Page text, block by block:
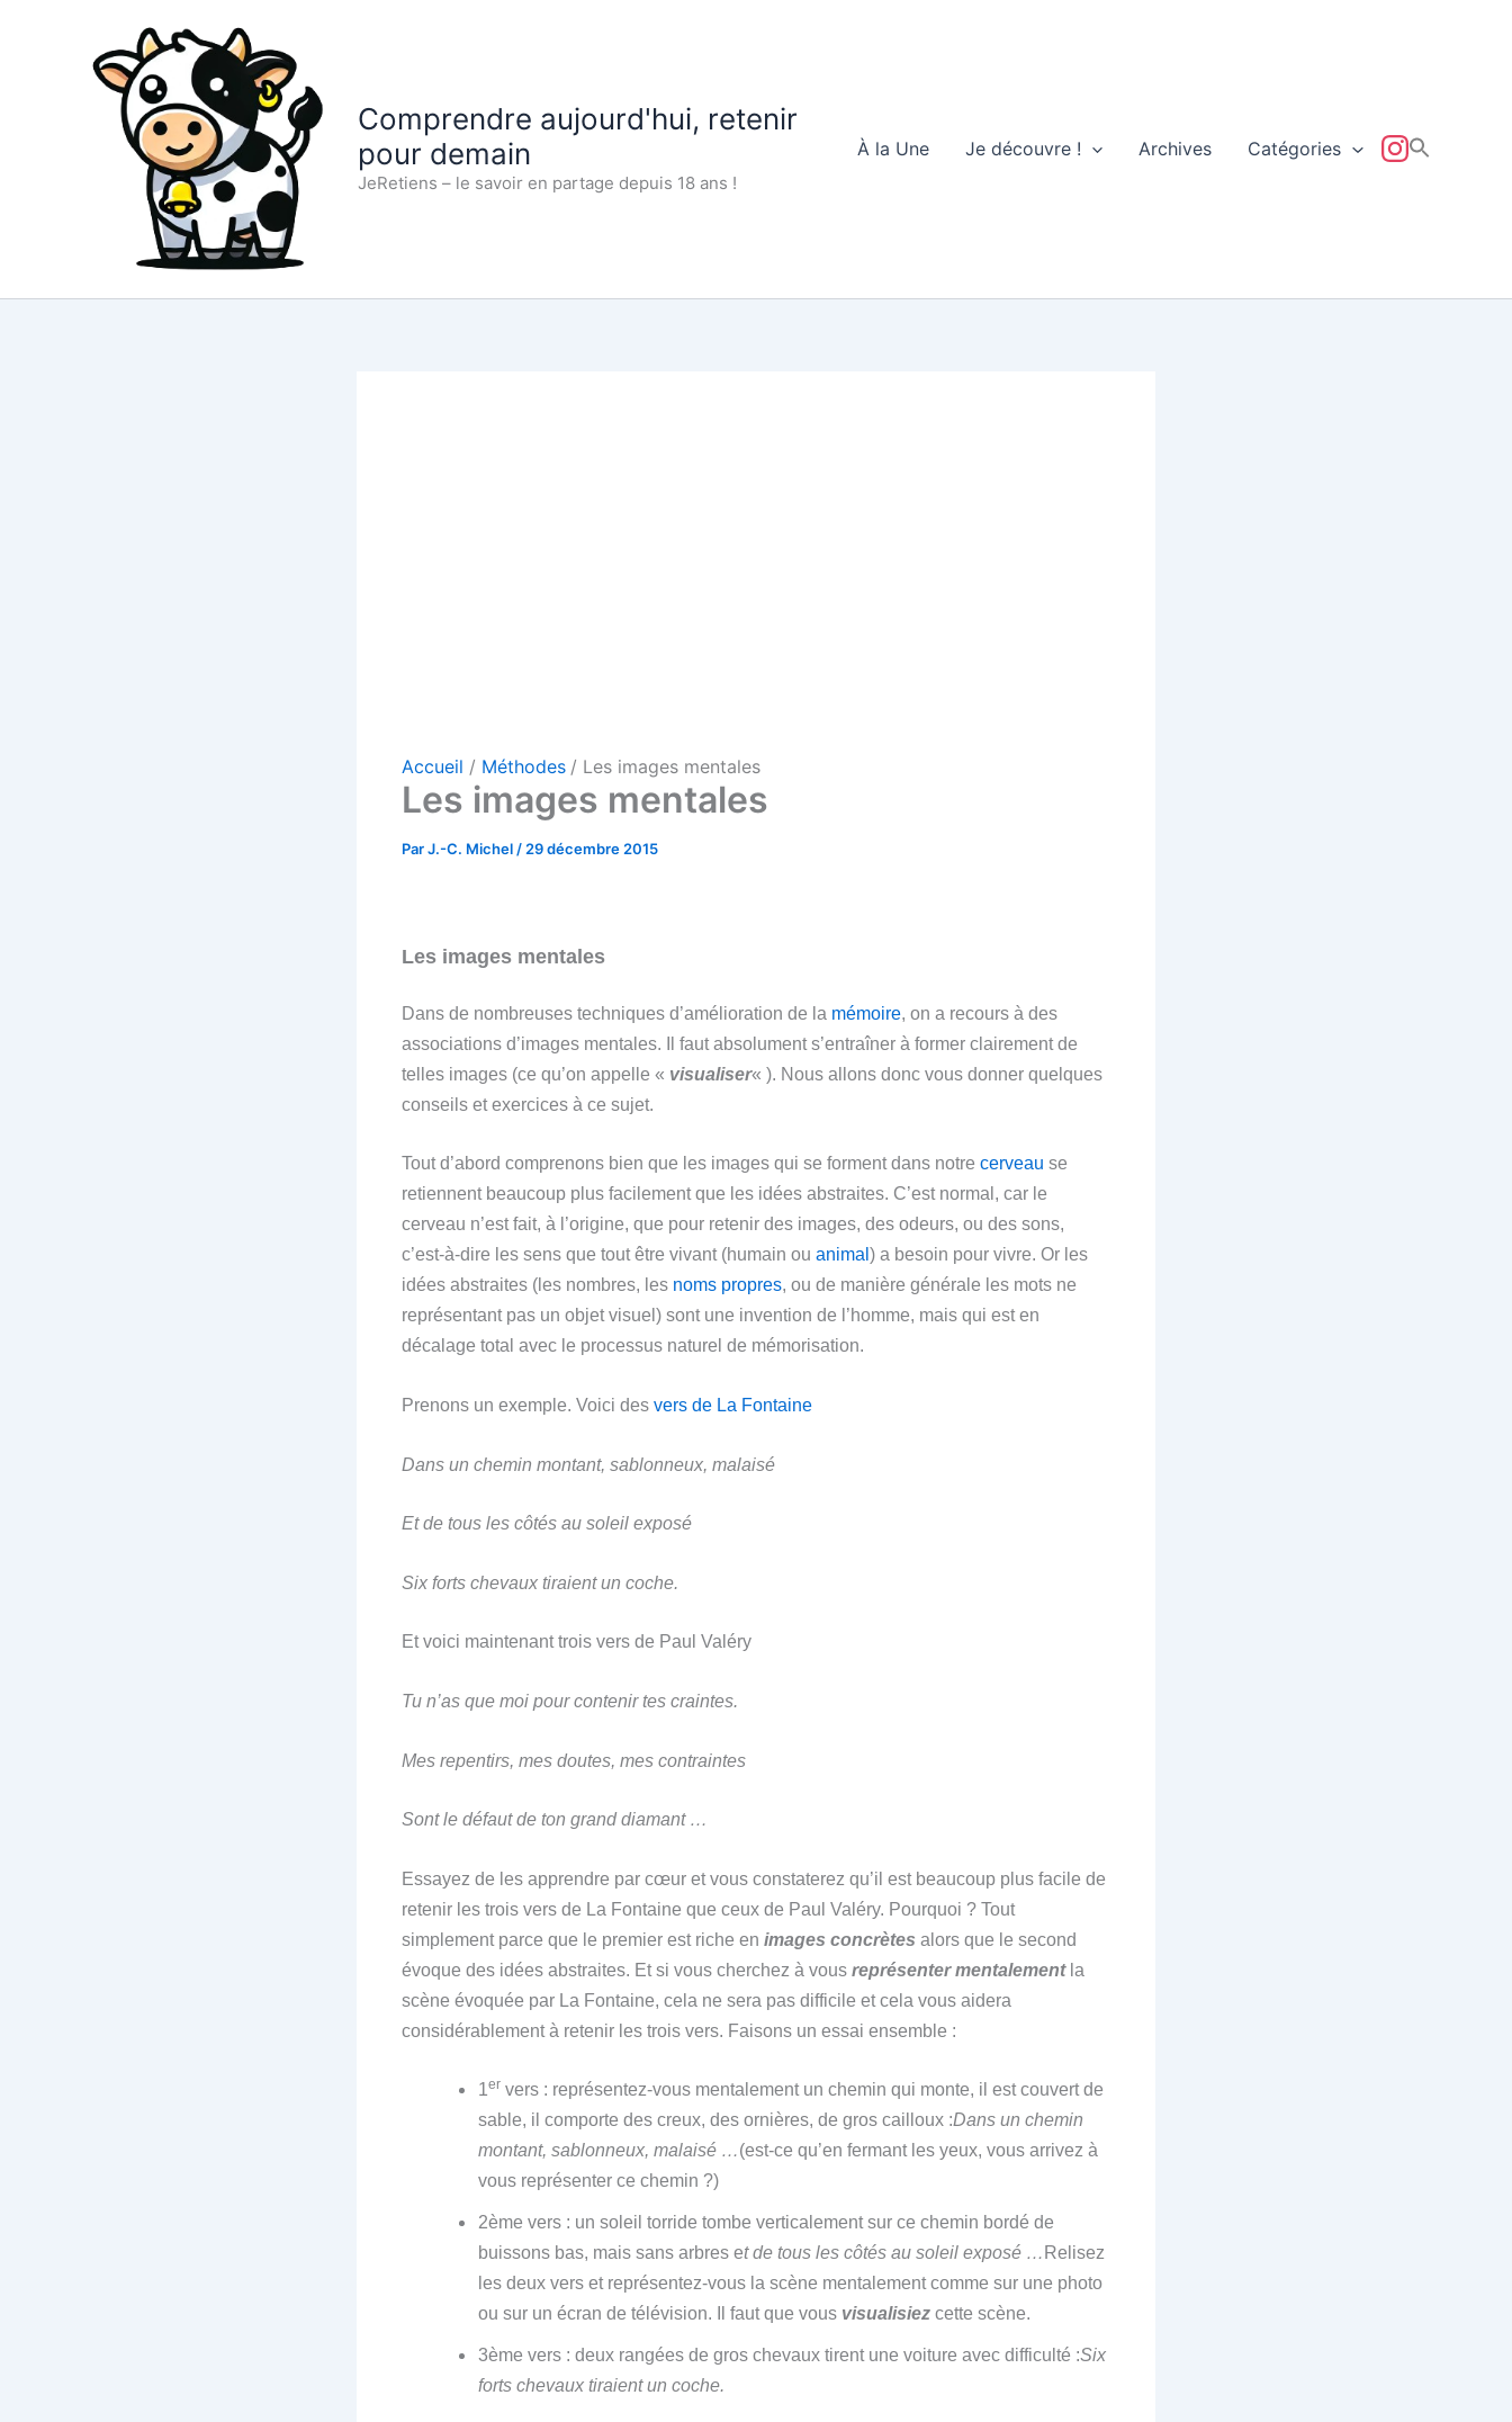
Comprendre aujourd'hui, retenir
pour demain
JeRetiens – le savoir en partage depuis 18 ans !
À la Une Je découvre ! Archives Catégories
Accueil Méthodes Les images mentales
Les images mentales
ParJ.-C. Michel / 29 décembre 2015
Les images mentales
Dans de nombreuses techniques d’amélioration de la mémoire, on a recours à des
associations d’images mentales. Il faut absolument s’entraîner à former clairement de
telles images (ce qu’on appelle « visualiser« ). Nous allons donc vous donner quelques
conseils et exercices à ce sujet.
Tout d’abord comprenons bien que les images qui se forment dans notre cerveau se
retiennent beaucoup plus facilement que les idées abstraites. C’est normal, car le
cerveau n’est fait, à l’origine, que pour retenir des images, des odeurs, ou des sons,
c’est-à-dire les sens que tout être vivant (humain ou animal ) a besoin pour vivre. Or les
idées abstraites (les nombres, les noms propres, ou de manière générale les mots ne
représentant pas un objet visuel) sont une invention de l’homme, mais qui est en
décalage total avec le processus naturel de mémorisation.
Prenons un exemple. Voici des vers de La Fontaine
Dans un chemin montant, sablonneux, malaisé
Et de tous les côtés au soleil exposé
Six forts chevaux tiraient un coche.
Et voici maintenant trois vers de Paul Valéry
Tu n’as que moi pour contenir tes craintes.
Mes repentirs, mes doutes, mes contraintes
Sont le défaut de ton grand diamant …
Essayez de les apprendre par cœur et vous constaterez qu’il est beaucoup plus facile de
retenir les trois vers de La Fontaine que ceux de Paul Valéry. Pourquoi ? Tout
simplement parce que le premier est riche en images concrètes alors que le second
évoque des idées abstraites. Et si vous cherchez à vous représenter mentalementla
scène évoquée par La Fontaine, cela ne sera pas difficile et cela vous aidera
considérablement à retenir les trois vers. Faisons un essai ensemble :
1er vers : représentez-vous mentalement un chemin qui monte, il est couvert de
sable, il comporte des creux, des ornières, de gros cailloux :Dans un chemin
montant, sablonneux, malaisé …(est-ce qu’en fermant les yeux, vous arrivez à
vous représenter ce chemin ?)
2ème vers : un soleil torride tombe verticalement sur ce chemin bordé de
buissons bas, mais sans arbres et de tous les côtés au soleil exposé … Relisez
les deux vers et représentez-vous la scène mentalement comme sur une photo
ou sur un écran de télévision. Il faut que vous visualisiez cette scène.
3ème vers : deux rangées de gros chevaux tirent une voiture avec difficulté :Six
forts chevaux tiraient un coche.